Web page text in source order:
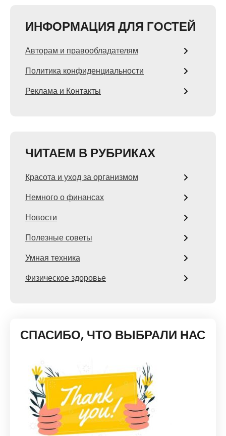
ИНФОРМАЦИЯ ДЛЯ ГОСТЕЙ
Авторам и правообладателям
Политика конфиденциальности
Реклама и Контакты
ЧИТАЕМ В РУБРИКАХ
Красота и уход за организмом
Немного о финансах
Новости
Полезные советы
Умная техника
Физическое здоровье
СПАСИБО, ЧТО ВЫБРАЛИ НАС